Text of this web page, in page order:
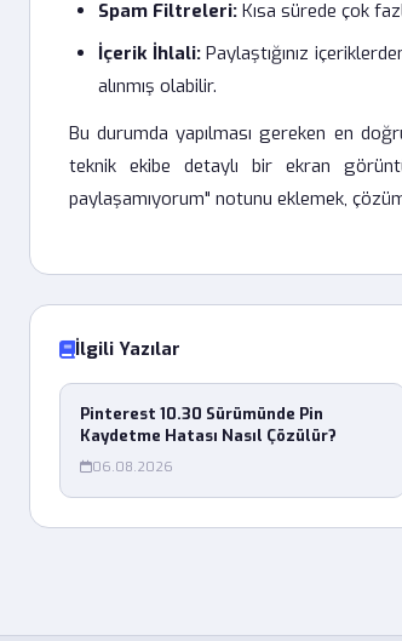
Spam Filtreleri: Kısa sürede çok
İçerik İhlali:Paylaştığınız
alınmış olabilir.
Bu durumda yapılması gereken en
teknik ekibe detaylı bir ekran
paylaşamıyorum" notunu eklemek,
İlgili Yazılar
Pinterest 10.30 Sürümünde Pin
Kaydetme Hatası Nasıl Çözülür?
06.08.2026